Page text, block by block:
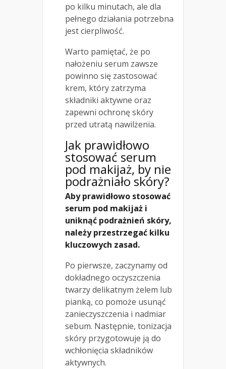
po kilku minutach, ale dla
pełnego działania potrzebna
jest cierpliwość.
Warto pamiętać, że po
nałożeniu serum zawsze
powinno się zastosować
krem, który zatrzyma
składniki aktywne oraz
zapewni ochronę skóry
przed utratą nawilżenia.
Jak prawidłowo
stosować serum
pod makijaż, by nie
podrażniało skóry?
Aby prawidłowo stosować
serum pod makijaż i
uniknąć podrażnień skóry,
należy przestrzegać kilku
kluczowych zasad.
Po pierwsze, zaczynamy od
dokładnego oczyszczenia
twarzy delikatnym żelem lub
pianką, co pomoże usunąć
zanieczyszczenia i nadmiar
sebum. Następnie, tonizacja
skóry przygotowuje ją do
wchłonięcia składników
aktywnych.